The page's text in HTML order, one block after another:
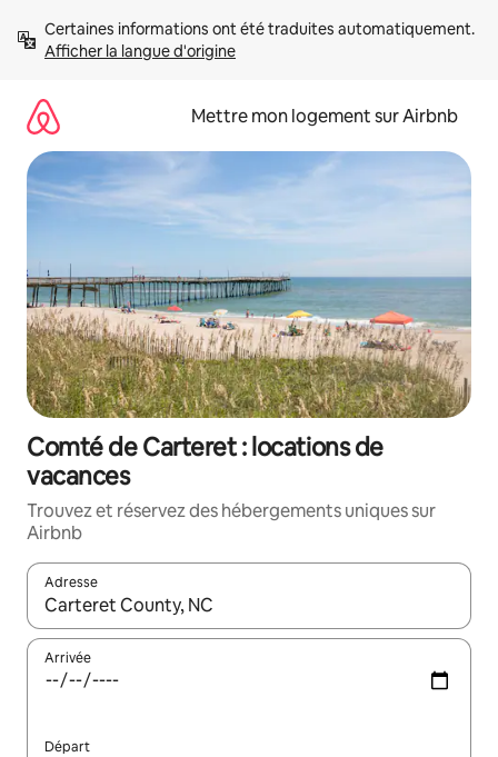
directement
Afficher la langue d'origine
Mettre mon logement sur Airbnb
Comté de Carteret : locations de
vacances
Trouvez et réservez des hébergements uniques sur
Airbnb
Adresse
Lorsque les résultats s'affichent, utilisez les flèches vers le
Arrivée
Départ